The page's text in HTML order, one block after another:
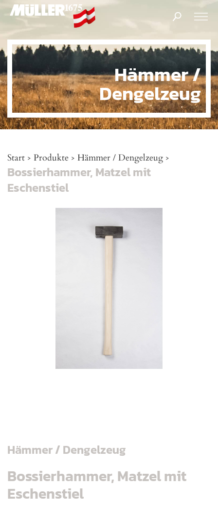
Products
search
Hämmer /
Dengelzeug
Start > Produkte > Hämmer / Dengelzeug >
Bossierhammer, Matzel mit
Eschenstiel
Hämmer / Dengelzeug
Bossierhammer, Matzel mit
Eschenstiel